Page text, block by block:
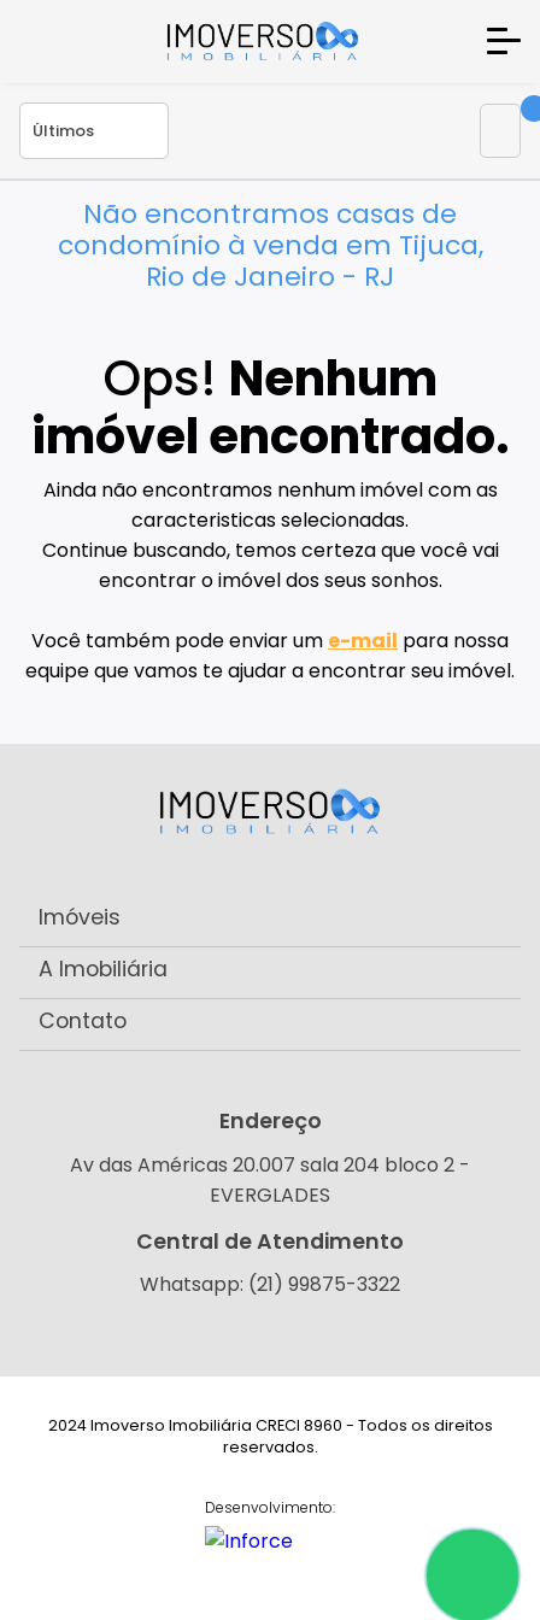
Não encontramos casas de
condomínio à venda em Tijuca,
Rio de Janeiro - RJ
Ops! Nenhum
imóvel encontrado.
Ainda não encontramos nenhum imóvel com as
caracteristicas selecionadas.
Continue buscando, temos certeza que você vai
encontrar o imóvel dos seus sonhos.
Você também pode enviar um e-mail para nossa
equipe que vamos te ajudar a encontrar seu imóvel.
Imóveis
A Imobiliária
Contato
Endereço
Av das Américas 20.007 sala 204 bloco 2 -
EVERGLADES
Central de Atendimento
Whatsapp: (21) 99875-3322
2024 Imoverso Imobiliária CRECI 8960 - Todos os direitos
reservados.
Desenvolvimento: